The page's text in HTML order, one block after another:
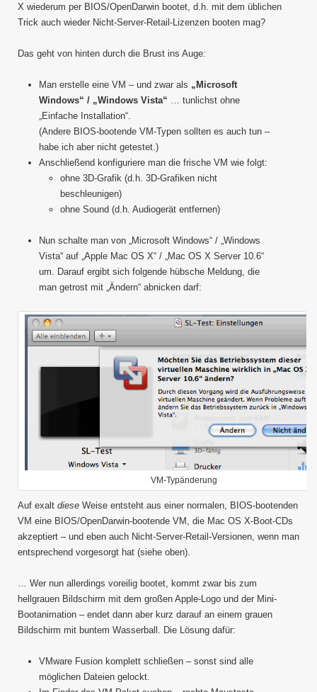
X wiederum per BIOS/OpenDarwin bootet, d.h. mit dem üblichen
Trick auch wieder Nicht-Server-Retail-Lizenzen booten mag?
Das geht von hinten durch die Brust ins Auge:
Man erstelle eine VM – und zwar als „Microsoft
Windows“ / „Windows Vista“ … tunlichst ohne
„Einfache Installation“.
(Andere BIOS-bootende VM-Typen sollten es auch tun –
habe ich aber nicht getestet.)
Anschließend konfiguriere man die frische VM wie folgt:
ohne 3D-Grafik (d.h. 3D-Grafiken nicht
beschleunigen)
ohne Sound (d.h. Audiogerät entfernen)
Nun schalte man von „Microsoft Windows“ / „Windows
Vista“ auf „Apple Mac OS X“ / „Mac OS X Server 10.6“
um. Darauf ergibt sich folgende hübsche Meldung, die
man getrost mit „Ändern“ abnicken darf:
VM-Typänderung
Auf exalt diese Weise entsteht aus einer normalen, BIOS-bootenden
VM eine BIOS/OpenDarwin-bootende VM, die Mac OS X-Boot-CDs
akzeptiert – und eben auch Nicht-Server-Retail-Versionen, wenn man
entsprechend vorgesorgt hat (siehe oben).
… Wer nun allerdings voreilig bootet, kommt zwar bis zum
hellgrauen Bildschirm mit dem großen Apple-Logo und der Mini-
Bootanimation – endet dann aber kurz darauf an einem grauen
Bildschirm mit buntem Wasserball. Die Lösung dafür:
VMware Fusion komplett schließen – sonst sind alle
möglichen Dateien gelockt.